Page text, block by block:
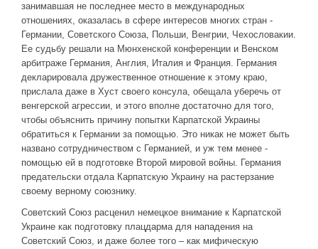
занимавшая не последнее место в международных
отношениях, оказалась в сфере интересов многих стран -
Германии, Советского Союза, Польши, Венгрии, Чехословакии.
Ее судьбу решали на Мюнхенской конференции и Венском
арбитраже Германия, Англия, Италия и Франция. Германия
декларировала дружественное отношение к этому краю,
прислала даже в Хуст своего консула, обещала уберечь от
венгерской агрессии, и этого вполне достаточно для того,
чтобы объяснить причину попытки Карпатской Украины
обратиться к Германии за помощью. Это никак не может быть
названо сотрудничеством с Германией, и уж тем менее -
помощью ей в подготовке Второй мировой войны. Германия
предательски отдала Карпатскую Украину на растерзание
своему верному союзнику.
Советский Союз расценил немецкое внимание к Карпатской
Украине как подготовку плацдарма для нападения на
Советский Союз, и даже более того – как мифическую